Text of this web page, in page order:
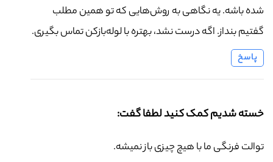
شده باشه. یه نگاهی به روش‌هایی که تو همین مطلب
گفتیم بنداز. اگه درست نشد، بهتره با لوله‌بازکن تماس بگیری.
پاسخ
خسته شدیم کمک کنید لطفا گفت:
توالت فرنگی ما با هیچ چیزی باز نمیشه.